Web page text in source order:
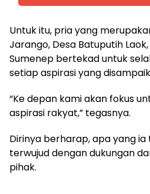
Untuk itu, pria yang
Jarango, Desa Batuputih
Sumenep bertekad untuk
setiap aspirasi yang
“Ke depan kami akan fokus
aspirasi rakyat,” tegasnya.
Dirinya berharap, apa yang
terwujud dengan dukungan
pihak.